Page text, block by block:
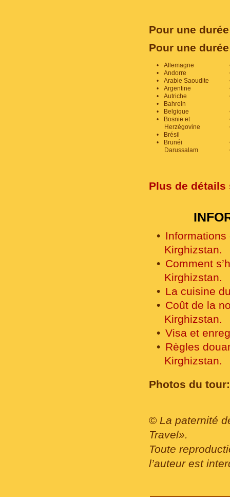
Pour une
Pour une
Allemagne
Andorre
Arabie Saoudite
Argentine
Autriche
Bahrein
Belgique
Bosnie et
Herzégovine
Brésil
Brunéi
Darussalam
Plus de détails
Kirghizstan.
Comment
Kirghizstan.
La cuisine
Coût de la
Kirghizstan.
Visa et
Règles
Kirghizstan.
Photos du tour:
© La paternité
Travel».
Toute
l’auteur est